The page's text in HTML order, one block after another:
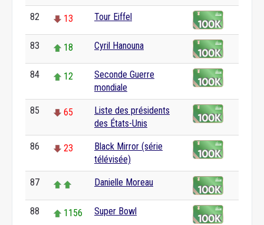
82 13 Tour Eiffel
83 18 Cyril Hanouna
84 12
Seconde Guerre
mondiale
85 65
Liste des présidents
des États-Unis
86 23
Black Mirror (série
télévisée)
87 Danielle Moreau
88 1156 Super Bowl